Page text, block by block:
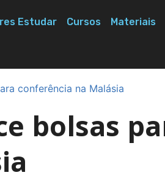
Estudar Cursos Materiais
conferência na Malásia
bolsas